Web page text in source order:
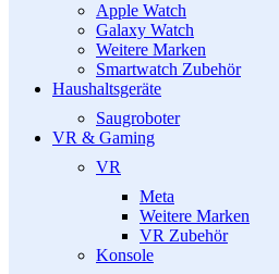
Apple Watch
Galaxy Watch
Weitere Marken
Smartwatch Zubehör
Haushaltsgeräte
Saugroboter
VR & Gaming
VR
Meta
Weitere Marken
VR Zubehör
Konsole